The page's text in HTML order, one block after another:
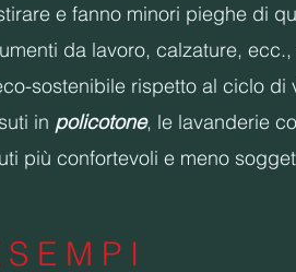
e fanno minori pieghe di
da lavoro, calzature,
sostenibile rispetto al ciclo di
in policotone, le lavanderie
più confortevoli e meno
S E M P I